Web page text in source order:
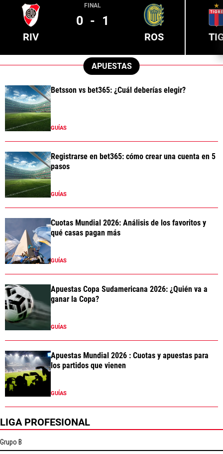
RIV
FINAL
0 - 1
ROS
APUESTAS
Betsson vs bet365: ¿Cuál deberías elegir?
GUÍAS
Registrarse en bet365: cómo crear una cuenta en 5
pasos
GUÍAS
Cuotas Mundial 2026: Análisis de los favoritos y
qué casas pagan más
GUÍAS
Apuestas Copa Sudamericana 2026: ¿Quién va a
ganar la Copa?
GUÍAS
Apuestas Mundial 2026 : Cuotas y apuestas para
los partidos que vienen
GUÍAS
LIGA PROFESIONAL